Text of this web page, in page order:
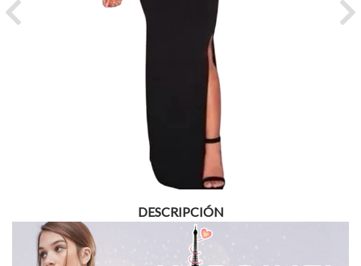
Previous
DESCRIPCIÓN